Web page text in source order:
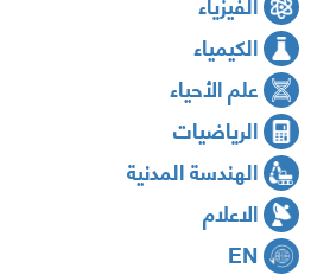
الكيمياء
علم الأحياء
الرياضيات
الهندسة المدنية
الاعلام
EN